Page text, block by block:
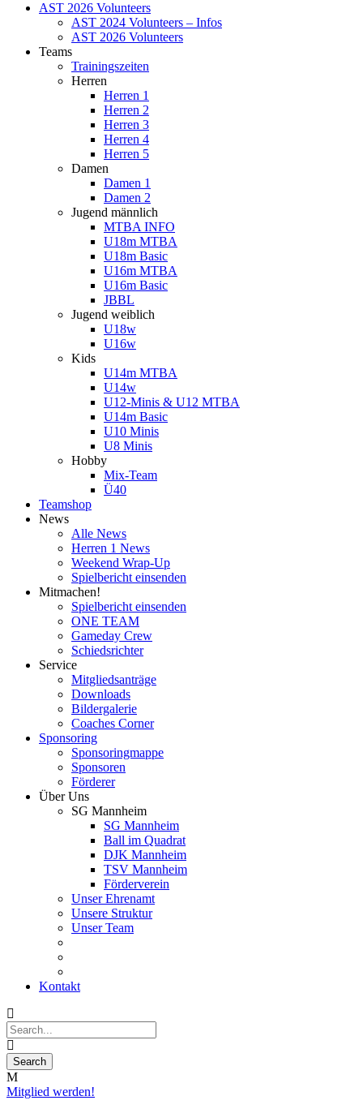
AST 2026 Volunteers
AST 2024 Volunteers – Infos
AST 2026 Volunteers
Teams
Trainingszeiten
Herren
Herren 1
Herren 2
Herren 3
Herren 4
Herren 5
Damen
Damen 1
Damen 2
Jugend männlich
MTBA INFO
U18m MTBA
U18m Basic
U16m MTBA
U16m Basic
JBBL
Jugend weiblich
U18w
U16w
Kids
U14m MTBA
U14w
U12-Minis & U12 MTBA
U14m Basic
U10 Minis
U8 Minis
Hobby
Mix-Team
Ü40
Teamshop
News
Alle News
Herren 1 News
Weekend Wrap-Up
Spielbericht einsenden
Mitmachen!
Spielbericht einsenden
ONE TEAM
Gameday Crew
Schiedsrichter
Service
Mitgliedsanträge
Downloads
Bildergalerie
Coaches Corner
Sponsoring
Sponsoringmappe
Sponsoren
Förderer
Über Uns
SG Mannheim
SG Mannheim
Ball im Quadrat
DJK Mannheim
TSV Mannheim
Förderverein
Unser Ehrenamt
Unsere Struktur
Unser Team
Kontakt
Mitglied werden!